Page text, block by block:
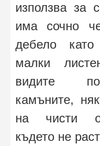
използва за
има сочно
дебело
малки
видите
камъните,
на чисти
където не